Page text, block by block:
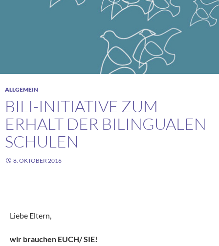
ALLGEMEIN
BILI-INITIATIVE ZUM
ERHALT DER BILINGUALEN
SCHULEN
8. OKTOBER 2016
Liebe Eltern,
wir brauchen EUCH/ SIE!